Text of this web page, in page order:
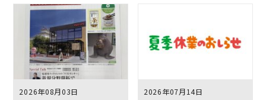
2026年08月03日 2026年07月14日